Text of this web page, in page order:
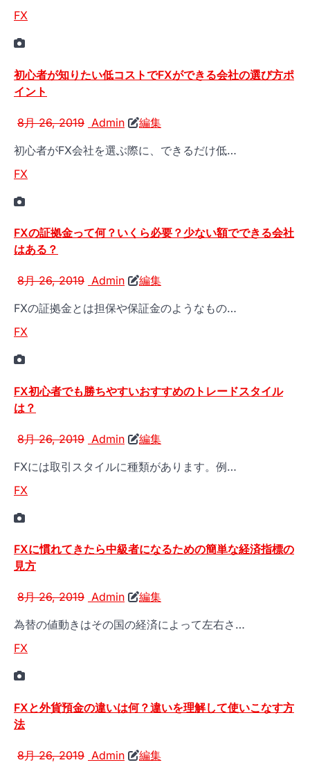
FX
初心者が知りたい低コストでFXができる会社の選び方ポ
イント
8月 26, 2019 Admin
編集
初心者がFX会社を選ぶ際に、できるだけ低…
FX
FXの証拠金って何？いくら必要？少ない額でできる会社
はある？
8月 26, 2019 Admin
編集
FXの証拠金とは担保や保証金のようなもの…
FX
FX初心者でも勝ちやすいおすすめのトレードスタイル
は？
8月 26, 2019 Admin
編集
FXには取引スタイルに種類があります。例…
FX
FXに慣れてきたら中級者になるための簡単な経済指標の
見方
8月 26, 2019 Admin
編集
為替の値動きはその国の経済によって左右さ…
FX
FXと外貨預金の違いは何？違いを理解して使いこなす方
法
8月 26, 2019 Admin 編集